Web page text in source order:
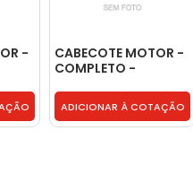
-
CABECOTE MOTOR -
COMPLETO -
ADICIONAR À COTAÇÃO